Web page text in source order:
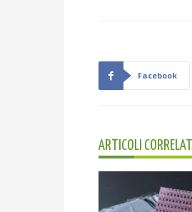
Facebook
ARTICOLI CORRELATI